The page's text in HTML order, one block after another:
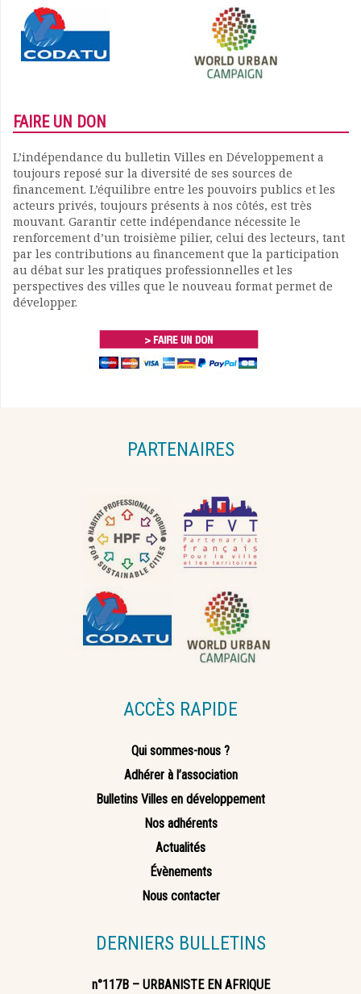
FAIRE UN DON
L’indépendance du bulletin Villes en Développement a
toujours reposé sur la diversité de ses sources de
financement. L’équilibre entre les pouvoirs publics et les
acteurs privés, toujours présents à nos côtés, est très
mouvant. Garantir cette indépendance nécessite le
renforcement d’un troisième pilier, celui des lecteurs, tant
par les contributions au financement que la participation
au débat sur les pratiques professionnelles et les
perspectives des villes que le nouveau format permet de
développer.
PARTENAIRES
ACCÈS RAPIDE
Qui sommes-nous ?
Adhérer à l’association
Bulletins Villes en développement
Nos adhérents
Actualités
Évènements
Nous contacter
DERNIERS BULLETINS
n°117B – URBANISTE EN AFRIQUE